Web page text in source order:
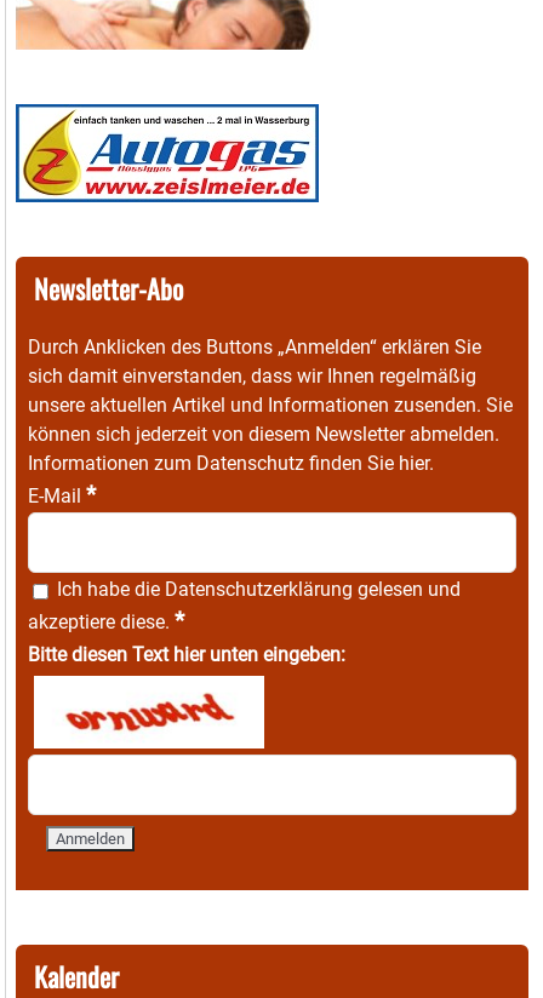
Newsletter-Abo
Durch Anklicken des Buttons „Anmelden“ erklären Sie
sich damit einverstanden, dass wir Ihnen regelmäßig
unsere aktuellen Artikel und Informationen zusenden. Sie
können sich jederzeit von diesem Newsletter abmelden.
Informationen zum Datenschutz finden Sie hier.
E-Mail *
Ich habe die Datenschutzerklärung gelesen und
akzeptiere diese. *
Bitte diesen Text hier unten eingeben:
Kalender